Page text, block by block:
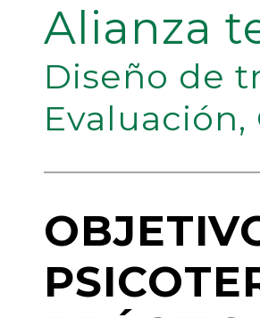
Alianza
Diseño de
Evaluación,